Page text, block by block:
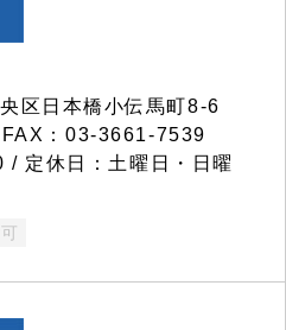
区日本橋小伝馬町8-6
：03-3661-7539
定休日：土曜日・日曜